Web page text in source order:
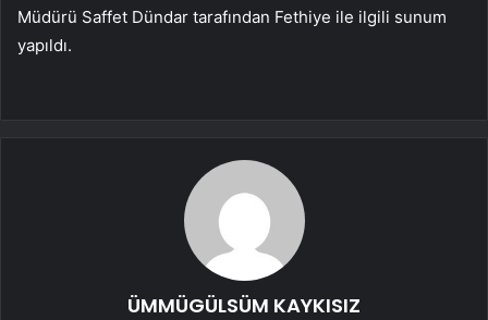
Müdürü Saffet Dündar tarafından Fethiye ile ilgili sunum
yapıldı.
ÜMMÜGÜLSÜM KAYKISIZ